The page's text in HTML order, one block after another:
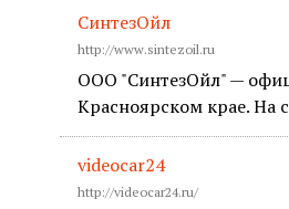
СинтезОйл
http://www.sintezoil.ru
ООО "СинтезОйл" —
Красноярском крае. На
videocar24
http://videocar24.ru/